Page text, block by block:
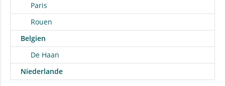
Paris
Rouen
Belgien
De Haan
Niederlande